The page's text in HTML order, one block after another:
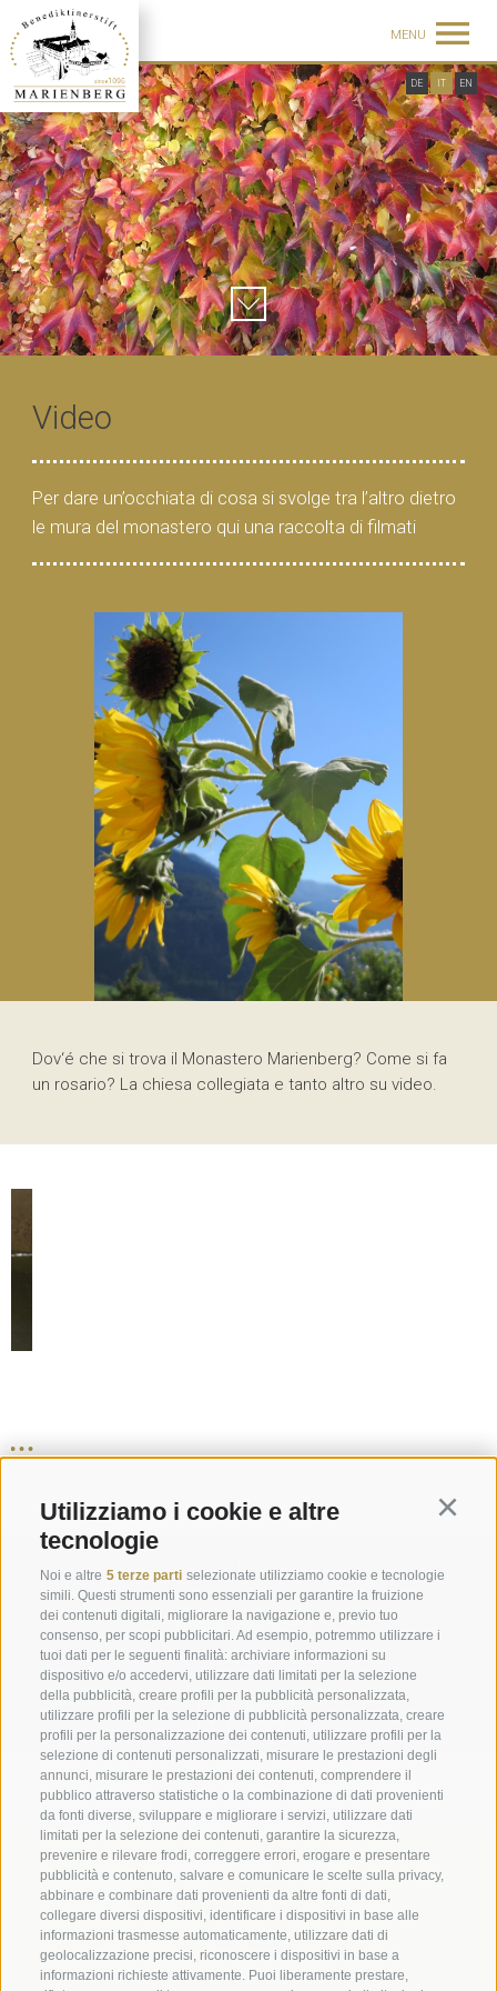
Utilizziamo i cookie e altre
tecnologie
Noi e altre 5 terze parti selezionate utilizziamo cookie e tecnologie
simili. Questi strumenti sono essenziali per garantire la fruizione
dei contenuti digitali, migliorare la navigazione e, previo tuo
consenso, per scopi pubblicitari. Ad esempio, potremmo utilizzare i
tuoi dati per le seguenti finalità: archiviare informazioni su
dispositivo e/o accedervi, utilizzare dati limitati per la selezione
della pubblicità, creare profili per la pubblicità personalizzata,
utilizzare profili per la selezione di pubblicità personalizzata, creare
profili per la personalizzazione dei contenuti, utilizzare profili per la
selezione di contenuti personalizzati, misurare le prestazioni degli
annunci, misurare le prestazioni dei contenuti, comprendere il
pubblico attraverso statistiche o la combinazione di dati provenienti
da fonti diverse, sviluppare e migliorare i servizi, utilizzare dati
limitati per la selezione dei contenuti, garantire la sicurezza,
prevenire e rilevare frodi, correggere errori, erogare e presentare
pubblicità e contenuto, salvare e comunicare le scelte sulla privacy,
abbinare e combinare dati provenienti da altre fonti di dati,
collegare diversi dispositivi, identificare i dispositivi in base alle
informazioni trasmesse automaticamente, utilizzare dati di
geolocalizzazione precisi, riconoscere i dispositivi in base a
informazioni richieste attivamente. Puoi liberamente prestare,
MENU
DE IT EN
Video
Per dare un’occhiata di cosa si svolge tra l’altro dietro
le mura del monastero qui una raccolta di filmati
Dov‘é che si trova il Monastero Marienberg? Come si fa
un rosario? La chiesa collegiata e tanto altro su video.
Richiesta
info@marienberg.it
+39 0473 843980
Credits | Contributi pubblici | Mappa del sito | Cookie Policy
Privacy | Preferenze Cookies
Abbazia di Marienberg
Schlinig 1
39024 Malles
BZ - Italia